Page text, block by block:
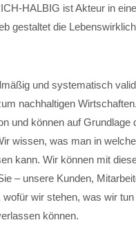
HALBIG ist Akteur in
gestaltet die
und systematisch
nachhaltigen
und können auf Grundlage
wissen, was man in
kann. Wir können mit
– unsere Kunden,
wir stehen, was wir
können.